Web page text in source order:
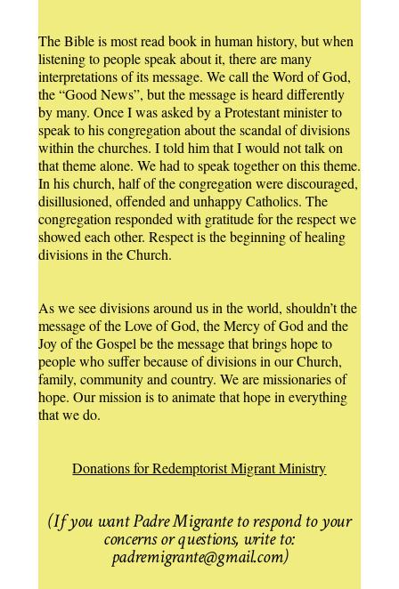
The Bible is most read book in human history, but when
listening to people speak about it, there are many
interpretations of its message. We call the Word of God,
the “Good News”, but the message is heard differently
by many. Once I was asked by a Protestant minister to
speak to his congregation about the scandal of divisions
within the churches. I told him that I would not talk on
that theme alone. We had to speak together on this theme.
In his church, half of the congregation were discouraged,
disillusioned, offended and unhappy Catholics. The
congregation responded with gratitude for the respect we
showed each other. Respect is the beginning of healing
divisions in the Church.
As we see divisions around us in the world, shouldn’t the
message of the Love of God, the Mercy of God and the
Joy of the Gospel be the message that brings hope to
people who suffer because of divisions in our Church,
family, community and country. We are missionaries of
hope. Our mission is to animate that hope in everything
that we do.
Donations for Redemptorist Migrant Ministry
(If you want Padre Migrante to respond to your
concerns or questions, write to:
padremigrante@gmail.com)